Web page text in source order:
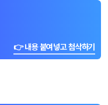
👉 내용 붙여넣고 첨삭하기